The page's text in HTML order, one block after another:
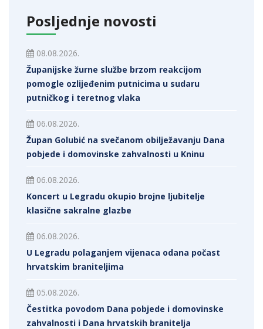
Posljednje novosti
08.08.2026.
Županijske žurne službe brzom reakcijom
pomogle ozlijeđenim putnicima u sudaru
putničkog i teretnog vlaka
06.08.2026.
Župan Golubić na svečanom obilježavanju Dana
pobjede i domovinske zahvalnosti u Kninu
06.08.2026.
Koncert u Legradu okupio brojne ljubitelje
klasične sakralne glazbe
06.08.2026.
U Legradu polaganjem vijenaca odana počast
hrvatskim braniteljima
05.08.2026.
Čestitka povodom Dana pobjede i domovinske
zahvalnosti i Dana hrvatskih branitelja